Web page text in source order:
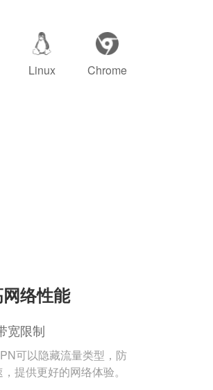
Linux Chrome
络性能
宽限制
可以隐藏流量类型，防
，提供更好的网络体验。